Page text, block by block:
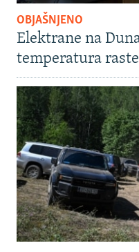
OBJAŠNJENO
Elektrane na
temperatura raste